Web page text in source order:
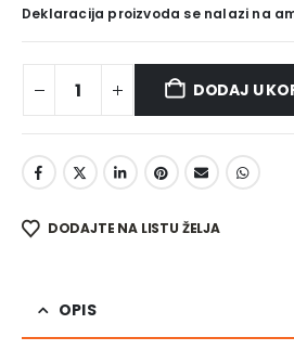
Deklaracija proizvoda se nalazi na
DODAJ U
DODAJTE NA LISTU ŽELJA
OPIS